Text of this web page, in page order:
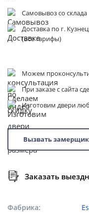
Можем
При заказе с сайта
Изготовим двери
Вызвать
Заказать
Фабрика
Самовывоз со склада
Доставка по г.
(Все тарифы)